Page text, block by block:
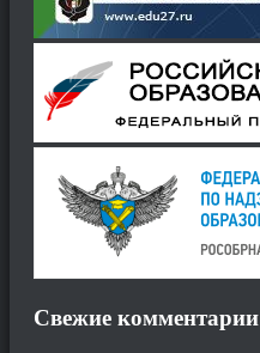
Свежие комментарии